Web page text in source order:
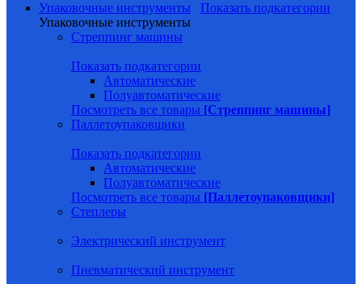
Упаковочные инструменты
Показать подкатегории
Упаковочные инструменты
Стреппинг машины
Показать подкатегории
Автоматические
Полуавтоматические
Посмотреть все товары [Стреппинг машины]
Паллетоупаковщики
Показать подкатегории
Автоматические
Полуавтоматические
Посмотреть все товары [Паллетоупаковщики]
Степлеры
Электрический инструмент
Пневматический инструмент